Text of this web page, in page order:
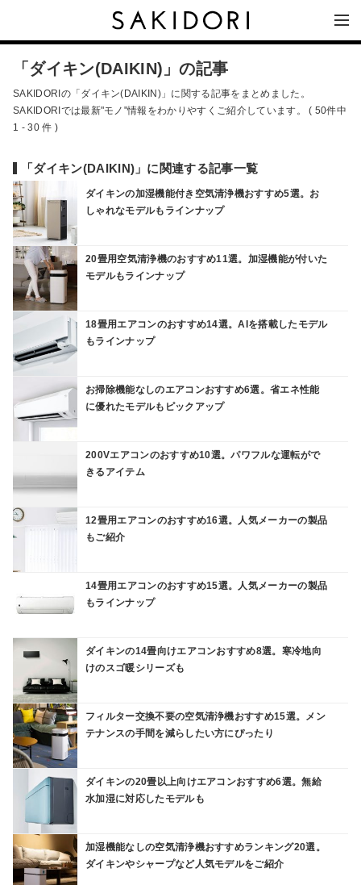
「ダイキン(DAIKIN)」の記事
SAKIDORIの「ダイキン(DAIKIN)」に関する記事をまとめました。
SAKIDORIでは最新"モノ"情報をわかりやすくご紹介しています。 ( 50件中
1 - 30 件 )
「ダイキン(DAIKIN)」に関連する記事一覧
ダイキンの加湿機能付き空気清浄機おすすめ5選。お
しゃれなモデルもラインナップ
20畳用空気清浄機のおすすめ11選。加湿機能が付いた
モデルもラインナップ
18畳用エアコンのおすすめ14選。AIを搭載したモデル
もラインナップ
お掃除機能なしのエアコンおすすめ6選。省エネ性能
に優れたモデルもピックアップ
200Vエアコンのおすすめ10選。パワフルな運転がで
きるアイテム
12畳用エアコンのおすすめ16選。人気メーカーの製品
もご紹介
14畳用エアコンのおすすめ15選。人気メーカーの製品
もラインナップ
ダイキンの14畳向けエアコンおすすめ8選。寒冷地向
けのスゴ暖シリーズも
フィルター交換不要の空気清浄機おすすめ15選。メン
テナンスの手間を減らしたい方にぴったり
ダイキンの20畳以上向けエアコンおすすめ6選。無給
水加湿に対応したモデルも
加湿機能なしの空気清浄機おすすめランキング20選。
ダイキンやシャープなど人気モデルをご紹介